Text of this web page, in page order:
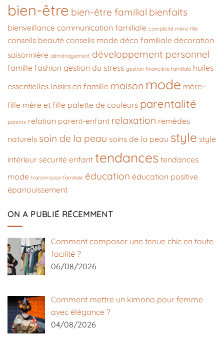
bien-être bien-être familial bienfaits
bienveillance communication familiale complicité mère-fille
conseils beauté conseils mode déco familiale décoration
saisonnière déménagement développement personnel
famille fashion gestion du stress gestion financière familiale huiles
essentielles loisirs en famille maison mode mère-
fille mère et fille palette de couleurs parentalité
parents relation parent-enfant relaxation remèdes
naturels soin de la peau soins de la peau style style
intérieur sécurité enfant tendances tendances
mode transmission familiale éducation éducation positive
épanouissement
ON A PUBLIÉ RÉCEMMENT
Comment composer une tenue chic en toute
facilité ?
06/08/2026
Comment mettre un kimono pour femme
avec élégance ?
04/08/2026